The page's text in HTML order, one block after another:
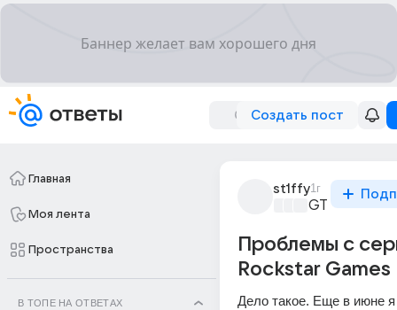
Создать пост
Главная
Моя лента
Пространства
В ТОПЕ НА ОТВЕТАХ
st1ffy1г
GTA+2
Проблемы с
Rockstar Games
Дело такое. Еще в июне я